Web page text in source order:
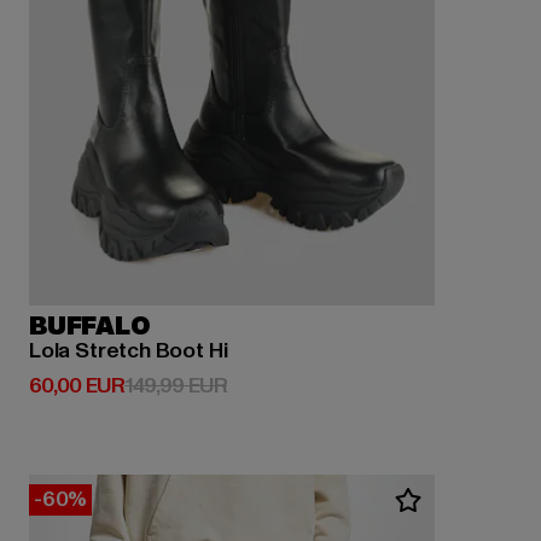
BUFFALO
Lola Stretch Boot Hi
60,00 EUR
Derzeitiger Preis: 60,00 EUR
149,99 EURAktionspreis: 149,99 EUR
-60%